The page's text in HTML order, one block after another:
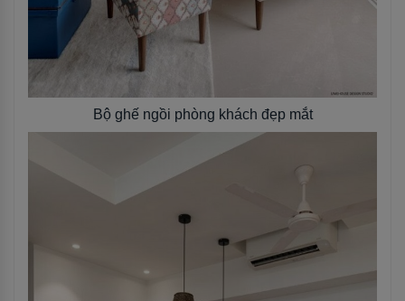
Bộ ghế ngồi phòng khách đẹp mắt